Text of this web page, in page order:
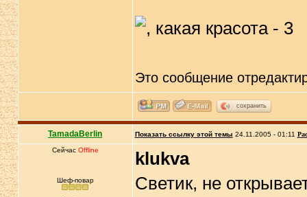
Это сообщение
сохранить
TamadaBerlin Показать ссылку этой темы 24.11.2005 - 01:11
Сейчас Offline
Шеф-повар
klukva
Светик, не